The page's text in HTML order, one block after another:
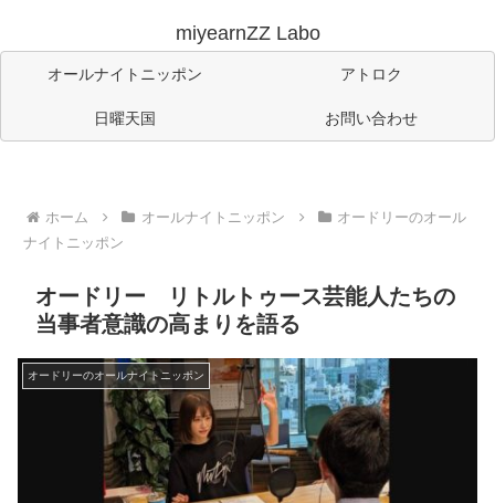
miyearnZZ Labo
オールナイトニッポン アトロク
日曜天国 お問い合わせ
ホーム オールナイトニッポン
オードリーのオール
ナイトニッポン
オードリー リトルトゥース芸能人たちの
当事者意識の高まりを語る
オードリーのオールナイトニッポン